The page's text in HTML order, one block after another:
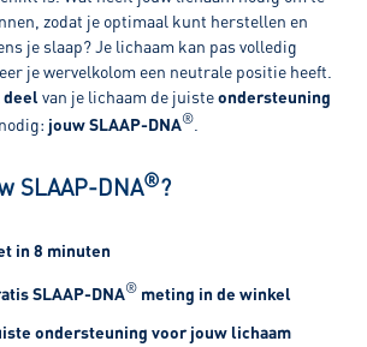
zodat je optimaal kunt herstellen en
je slaap? Je lichaam kan pas volledig
je wervelkolom een neutrale positie heeft.
van je lichaam de juisteondersteuning
nodig: jouw SLAAP-DNA®.
SLAAP-DNA®?
in 8 minuten
SLAAP-DNA®meting in de winkel
ondersteuning voor jouw lichaam